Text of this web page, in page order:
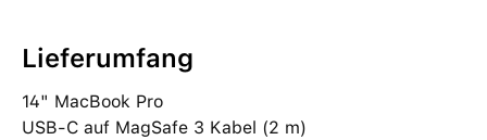
Lieferumfang
14" MacBook Pro
USB‑C auf MagSafe 3 Kabel (2 m)